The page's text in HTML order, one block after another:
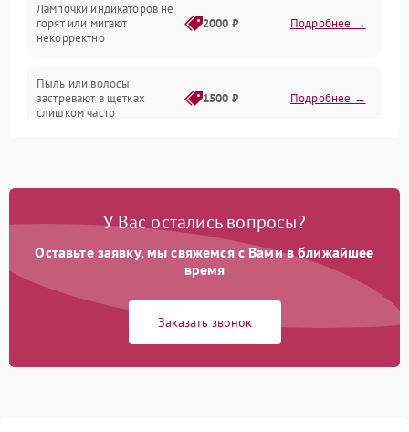
Батарея
Программные сбои
Лампочки индикаторов не
горят или мигают
некорректно
2000 ₽ Подробнее →
Пыль или волосы
застревают в щетках
слишком часто
1500 ₽ Подробнее →
У Вас остались вопросы?
Оставьте заявку, мы свяжемся с Вами в ближайшее
время
Заказать звонок